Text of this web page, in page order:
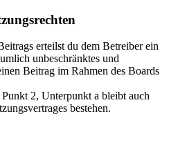
erteilst du dem Betreiber ein
unbeschränktes und
Beitrag im Rahmen des Boards
2, Unterpunkt a bleibt auch
bestehen.